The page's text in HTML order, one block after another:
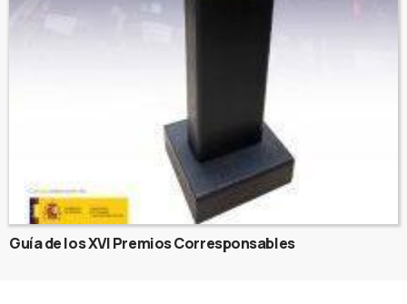
Guía de los XVI Premios Corresponsables